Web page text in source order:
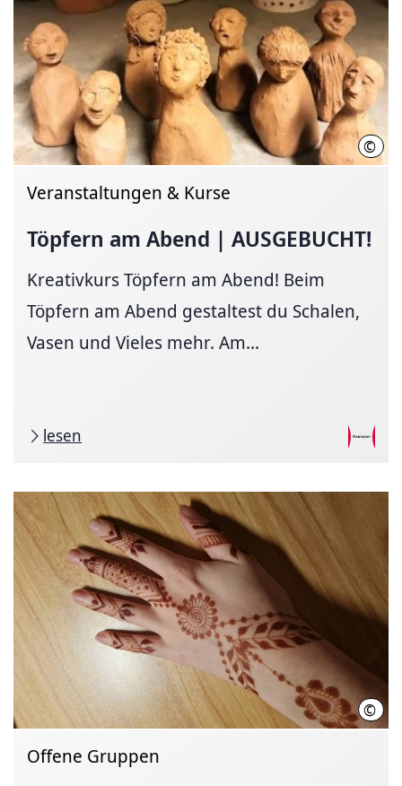
© Ute
Veranstaltungen & Kurse
Töpfern am Abend | AUSGEBUCHT!
Kreativkurs Töpfern am Abend! Beim
Töpfern am Abend gestaltest du Schalen,
Vasen und Vieles mehr. Am...
lesen
©
Offene Gruppen